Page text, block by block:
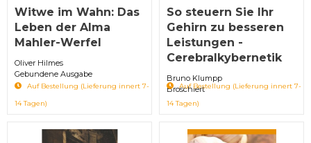
Witwe im Wahn: Das
Leben der Alma
Mahler-Werfel
Oliver Hilmes
Gebundene Ausgabe
Auf Bestellung (Lieferung innert 7-
14 Tagen)
So steuern Sie Ihr
Gehirn zu besseren
Leistungen -
Cerebralkybernetik
Bruno Klumpp
Broschiert
Auf Bestellung (Lieferung innert 7-
14 Tagen)